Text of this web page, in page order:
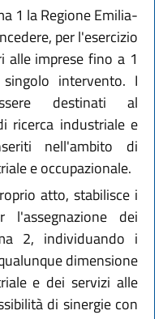
1 la Regione Emilia-
per l'esercizio
alle imprese fino a 1
intervento. I
destinati al
ricerca industriale e
nell'ambito di
e occupazionale.
atto, stabilisce i
dei
2, individuando i
dimensione
e dei servizi alle
di sinergie con